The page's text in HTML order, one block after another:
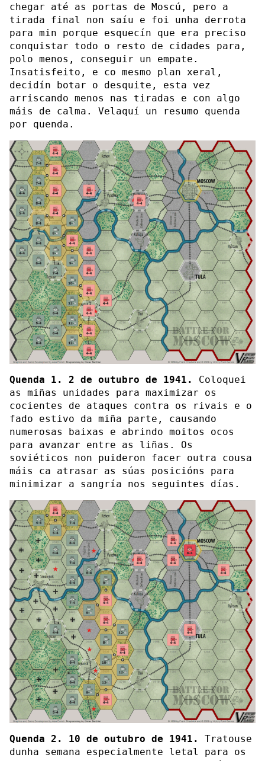
chegar até as portas de Moscú, pero a
tirada final non saíu e foi unha derrota
para min porque esquecín que era preciso
conquistar todo o resto de cidades para,
polo menos, conseguir un empate.
Insatisfeito, e co mesmo plan xeral,
decidín botar o desquite, esta vez
arriscando menos nas tiradas e con algo
máis de calma. Velaquí un resumo quenda
por quenda.
Quenda 1. 2 de outubro de 1941.
Coloquei
as miñas unidades para maximizar os
cocientes de ataques contra os rivais e o
fado estivo da miña parte, causando
numerosas baixas e abrindo moitos ocos
para avanzar entre as liñas. Os
soviéticos non puideron facer outra cousa
máis ca atrasar as súas posicións para
minimizar a sangría nos seguintes días.
Quenda 2. 10 de outubro de 1941.
Tratouse
dunha semana especialmente letal para os